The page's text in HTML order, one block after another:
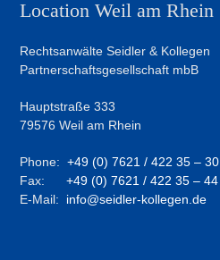
Location Weil am Rhein
Rechtsanwälte Seidler & Kollegen
Partnerschaftsgesellschaft mbB
Hauptstraße 333
79576 Weil am Rhein
Phone:+49 (0) 7621 / 422 35 – 30
Fax:+49 (0) 7621 / 422 35 – 44
E-Mail: info@seidler-kollegen.de